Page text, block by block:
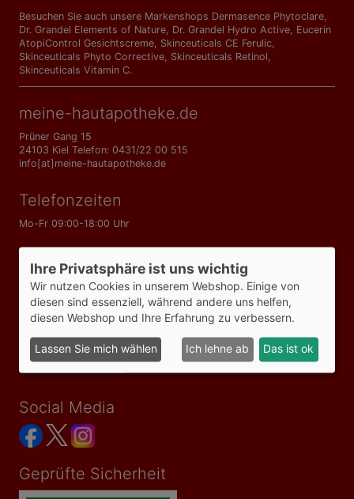
Besuchen Sie auch unsere Markenshops Dermasence Phytoclare
Dr. Grandel Elements of Nature Dr. Grandel Hydro Active Eucerin
AtopiControl Gesichtscreme Skinceuticals CE Ferulic
Skinceuticals Phyto Corrective Skinceuticals Retinol
Skinceuticals Vitamin C.
meine-hautapotheke.de
Prüner Gang 15
24103 Kiel Telefon: 0431/22 00 515
info[at]meine-hautapotheke.de
Telefonzeiten
Mo-Fr 09:00-18:00 Uhr
Informationen
AGB
Impressum
Datenschutzerklärung
Bezahlmöglichkeiten
Vertrag widerrufen
Social Media
Geprüfte Sicherheit
Ihre Privatsphäre ist uns wichtig
Wir nutzen Cookies in unserem Webshop. Einige von
diesen sind essenziell, während andere uns helfen,
diesen Webshop und Ihre Erfahrung zu verbessern.
Lassen Sie mich wählen Ich lehne ab Das ist ok